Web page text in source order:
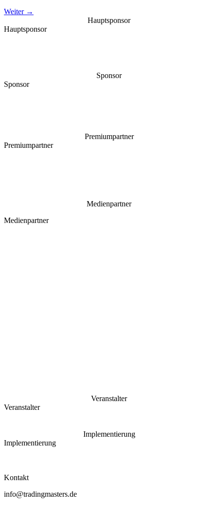
Weiter →
Hauptsponsor
Hauptsponsor
Sponsor
Sponsor
Premiumpartner
Premiumpartner
Medienpartner
Medienpartner
Veranstalter
Veranstalter
Implementierung
Implementierung
Kontakt
info@tradingmasters.de